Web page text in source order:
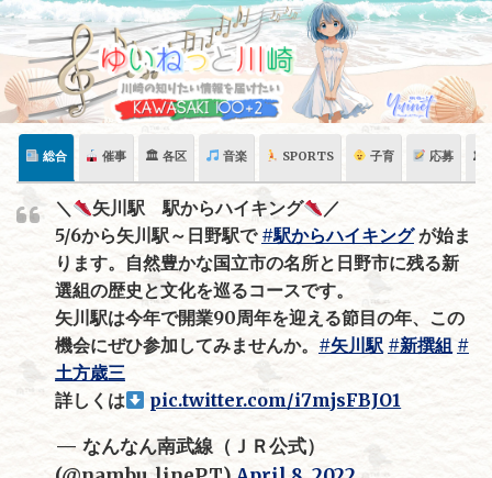
Skip
content
総合 催事 🏛 各区 音楽 SPORTS 子育 応募 🏛
＼ 矢川駅 駅からハイキング
／
5/6から矢川駅～日野駅で #駅からハイキングが始ま
ります。自然豊かな国立市の名所と日野市に残る新
選組の歴史と文化を巡るコースです。
矢川駅は今年で開業90周年を迎える節目の年、この
機会にぜひ参加してみませんか。 #矢川駅 #新撰組 #
土方歳三
詳しくは
pic.twitter.com/i7mjsFBJO1
— なんなん南武線（ＪＲ公式）